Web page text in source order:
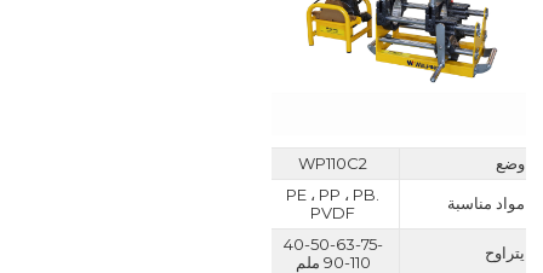
وضع WP110C2
مواد مناسبة
PE ، PP ، PB.
PVDF
يتراوح
40-50-63-75-
90-110 ملم